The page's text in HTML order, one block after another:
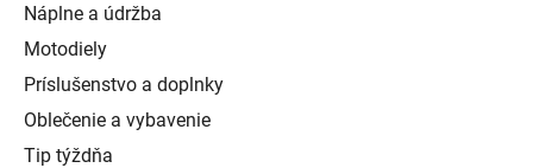
Náplne a údržba
Motodiely
Príslušenstvo a doplnky
Oblečenie a vybavenie
Tip týždňa